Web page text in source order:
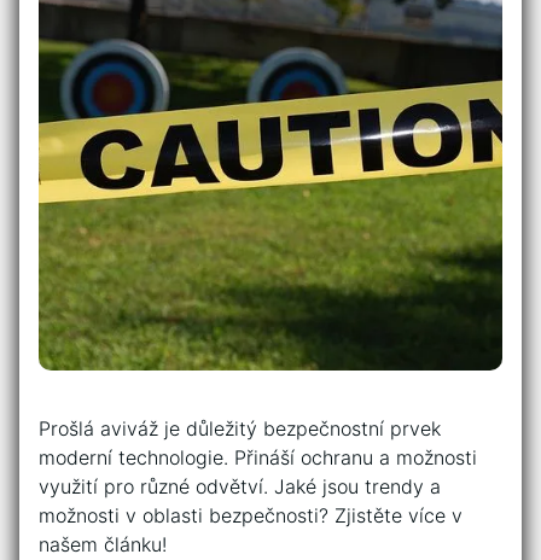
Prošlá aviváž je důležitý bezpečnostní prvek
moderní technologie. Přináší ochranu a možnosti
využití pro různé odvětví. Jaké jsou trendy a
možnosti v oblasti bezpečnosti? Zjistěte více v
našem článku!